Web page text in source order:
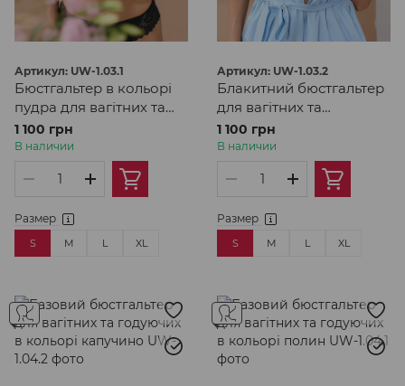
Артикул: UW-1.03.1
Бюстгальтер в кольорі
пудра для вагітних та
годуючих з мереживом
1 100 грн
В наличии
Размер
S M L XL
Артикул: UW-1.03.2
Блакитний бюстгальтер
для вагітних та
годуючих з мереживом
1 100 грн
В наличии
Размер
S M L XL